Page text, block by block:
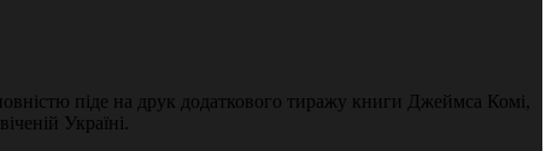
піде на друк додаткового тиражу книги Джеймса Комі,
Україні.